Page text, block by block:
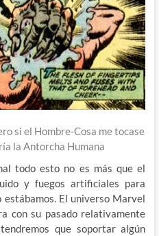
si el Hombre-Cosa me tocase
la Antorcha Humana
todo esto no es más que el
y fuegos artificiales para
estábamos. El universo Marvel
con su pasado relativamente
que soportar algún